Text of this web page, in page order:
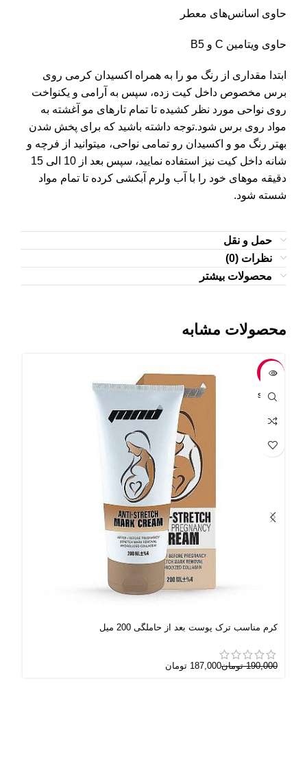
حاوی اسانس‌های معطر
حاوی ویتامین C و B5
ابتدا مقداری از رنگ مو را به همراه اکسیدان کرمی روی
برس مخصوص داخل کیت زده، سپس به آرامی و یکنواخت
روی نواحی مورد نظر کشیده تا تمام تارهای مو آغشته به
مواد روی برس شود.توجه داشته باشید که برای پخش شدن
بهتر رنگ مو و اکسیدان رو تمامی نواحی، میتوانید از فرچه و
شانه داخل کیت نیز استفاده نمایید، سپس بعد از 10 الی 15
دقیقه موهای خود را با آب ولرم آبکشی کرده تا تمام مواد
شسته شود.
حمل و نقل
نظرات (0)
محصولات بیشتر
محصولات مشابه
-2%
SOLD
کرم مناسب ترک پوست بعد از حاملگی 200 میل
190,000 تومان187,000 تومان